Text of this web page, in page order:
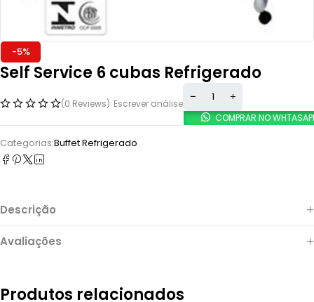
-5%
Self Service 6 cubas Refrigerado
(0 Reviews) Escrever análise
COMPRAR NO
Categorias:Buffet Refrigerado
Descrição
Avaliações
Produtos relacionados